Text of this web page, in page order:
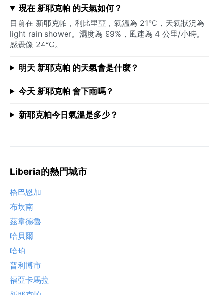
現在 新耶克帕 的天氣如何？
目前在 新耶克帕，利比里亞，氣溫為 21°C，天氣狀況為
light rain shower。濕度為 99%，風速為 4 公里/小時。
感覺像 24°C。
明天 新耶克帕 的天氣會是什麼？
今天 新耶克帕 會下雨嗎？
新耶克帕今日氣溫是多少？
Liberia的熱門城市
格巴恩加
布坎南
茲韋德魯
哈貝爾
哈珀
普利博市
福亞卡馬拉